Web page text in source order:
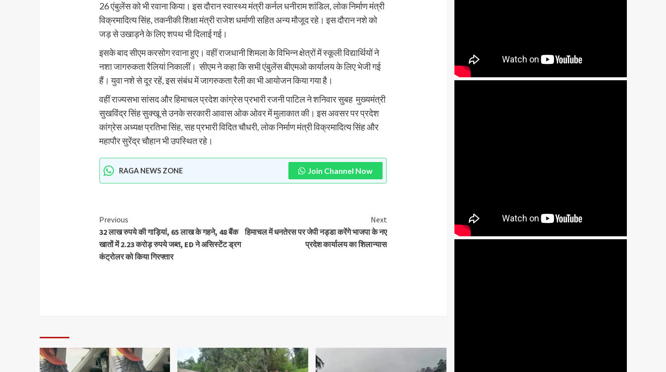
26 एंबुलेंस को भी रवाना किया। इस दाैरान स्वास्थ्य मंत्री कर्नल धनीराम शांडिल, लोक निर्माण मंत्री
विक्रमादित्य सिंह, तकनीकी शिक्षा मंत्री राजेश धर्माणी सहित अन्य माैजूद रहे। इस दाैरान नशे को
जड़ से उखाड़ने के लिए शपथ भी दिलाई गई।
इसके बाद सीएम करसोग रवाना हुए। वहीं राजधानी शिमला के विभिन्न क्षेत्रों में स्कूली विद्यार्थियों ने
नशा जागरुकता रैलियां निकालीं। सीएम ने कहा कि सभी एंबुलेंस बीएमओ कार्यालय के लिए भेजी गई
हैं। युवा नशे से दूर रहें, इस संबंध में जागरुकता रैली का भी आयोजन किया गया है।
वहीं राज्यसभा सांसद और हिमाचल प्रदेश कांग्रेस प्रभारी रजनी पाटिल ने शनिवार सुबह मुख्यमंत्री
सुखविंद्र सिंह सुक्खू से उनके सरकारी आवास ओक ओवर में मुलाकात की। इस अवसर पर प्रदेश
कांग्रेस अध्यक्ष प्रतिभा सिंह, सह प्रभारी विदित चौधरी, लोक निर्माण मंत्री विक्रमादित्य सिंह और
महापौर सुरेंद्र चौहान भी उपस्थित रहे।
RAGA NEWS ZONE Join Channel Now
Previous
32 लाख रुपये की गाड़ियां, 65 लाख के गहने, 48 बैंक
खातों में 2.23 करोड़ रुपये जब्त, ED ने असिस्टेंट ड्रग
कंट्रोलर को किया गिरफ्तार
Next
हिमाचल में धनतेरस पर जेपी नड्डा करेंगे भाजपा के नए
प्रदेश कार्यालय का शिलान्यास